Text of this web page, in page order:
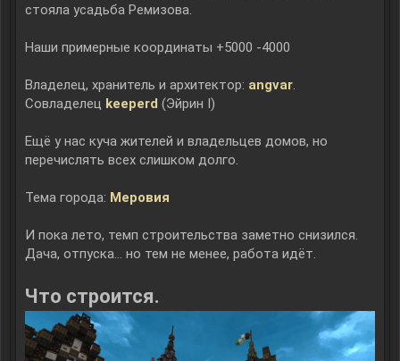
стояла усадьба Ремизова.
Наши примерные координаты +5000 -4000
Владелец, хранитель и архитектор: angvar.
Совладелец keeperd (Эйрин I)
Ещё у нас куча жителей и владельцев домов, но
перечислять всех слишком долго.
Тема города: Меровия
И пока лето, темп строительства заметно снизился.
Дача, отпуска... но тем не менее, работа идёт.
Что строится.